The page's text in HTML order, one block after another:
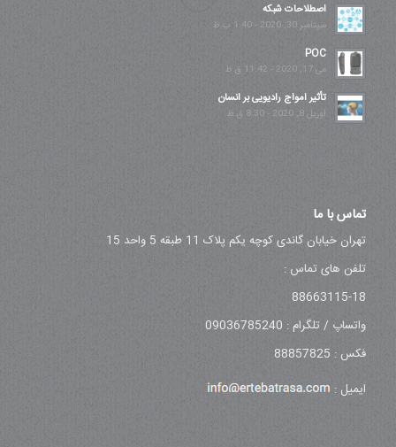
اصطلاحات شبکه
سپتامبر 30, 2020 - 1:40 ب.ظ
POC
می 17, 2020 - 11:42 ق.ظ
تأثیر امواج رادیویی بر انسان
آوریل 8, 2020 - 8:30 ق.ظ
تماس با ما
تهران خیابان گاندی کوچه یکم پلاک 11 طبقه 5 واحد 15
تلفن های تماس :
88663115-18
واتساپ / تلگرام : 09036785240
فکس : 88857825
ایمیل :